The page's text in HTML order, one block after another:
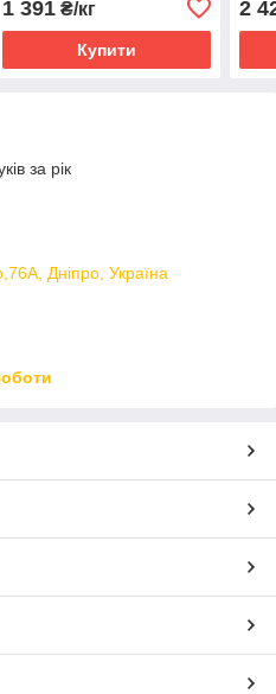
1 391₴/кг
Купити
2
за рік
Дніпро, Україна